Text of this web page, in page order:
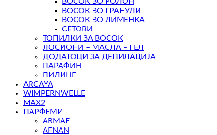
ВОСОК ВО РОЛОН
ВОСОК ВО ГРАНУЛИ
ВОСОК ВО ЛИМЕНКА
СЕТОВИ
ТОПИЛКИ ЗА ВОСОК
ЛОСИОНИ – МАСЛА – ГЕЛ
ДОДАТОЦИ ЗА ДЕПИЛАЦИЈА
ПАРАФИН
ПИЛИНГ
ARCAYA
WIMPERNWELLE
MAX2
ПАРФЕМИ
ARMAF
AFNAN